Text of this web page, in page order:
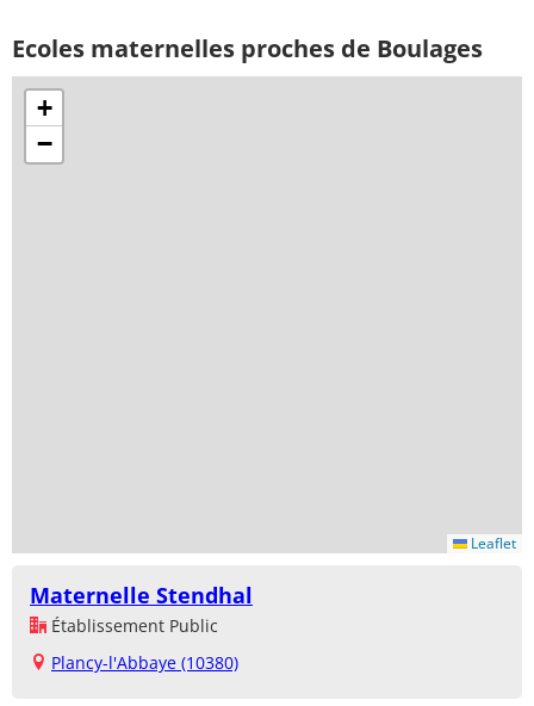
Ecoles maternelles proches de Boulages
+
−
Leaflet
Maternelle Stendhal
Établissement Public
Plancy-l'Abbaye (10380)